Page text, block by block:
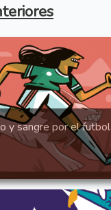
y sangre por el futbol